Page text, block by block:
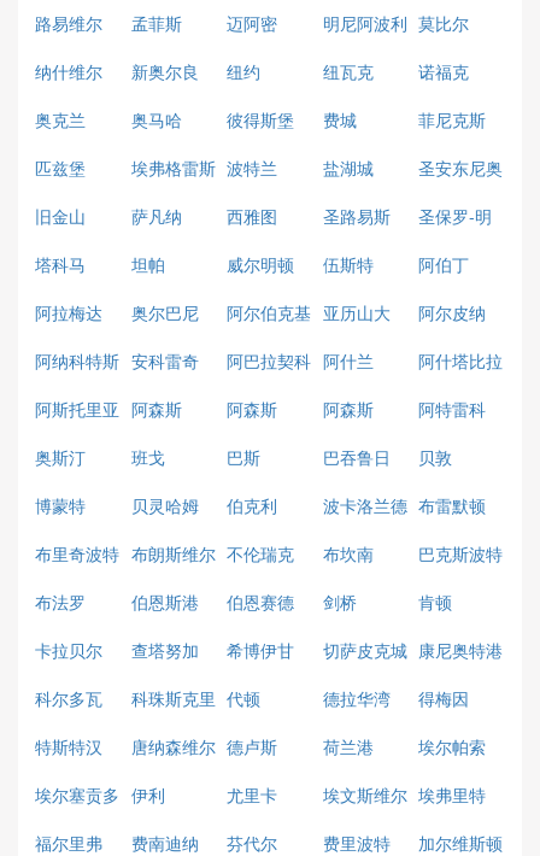
路易维尔 孟菲斯 迈阿密
明尼阿波利 莫比尔
纳什维尔
新奥尔良 纽约 纽瓦克
诺福克
奥克兰
奥马哈 彼得斯堡 费城
菲尼克斯
(凤凰城)
匹兹堡
埃弗格雷斯
港
波特兰 盐湖城
圣安东尼奥
旧金山
萨凡纳 西雅图 圣路易斯
圣保罗-明
塔科马 坦帕 威尔明顿 伍斯特
阿伯丁
阿拉梅达
奥尔巴尼 阿尔伯克基 亚历山大
阿尔皮纳
阿纳科特斯 安科雷奇
阿巴拉契科 阿什兰
阿什塔比拉
阿斯托里亚 阿森斯 阿森斯 阿森斯
阿特雷科
奥斯汀
班戈 巴斯 巴吞鲁日
贝敦
博蒙特
贝灵哈姆 伯克利 波卡洛兰德 布雷默顿
布里奇波特 布朗斯维尔 不伦瑞克 布坎南
巴克斯波特
布法罗
伯恩斯港 伯恩赛德 剑桥
肯顿
卡拉贝尔
查塔努加 希博伊甘 切萨皮克城 康尼奥特港
科尔多瓦
科珠斯克里
斯蒂
代顿 德拉华湾
得梅因
特斯特汉
唐纳森维尔 德卢斯 荷兰港
埃尔帕索
埃尔塞贡多 伊利 尤里卡 埃文斯维尔 埃弗里特
福尔里弗
费南迪纳 芬代尔 费里波特
加尔维斯顿